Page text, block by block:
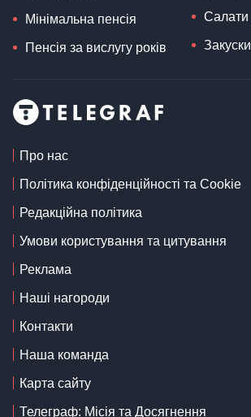
Мінімальна пенсія
Пенсія за вислугу років
Салати
Закуски
Про нас
Політика конфіденційності та Cookie
Редакційна політика
Умови користування та цитування
Реклама
Наші нагороди
Контакти
Наша команда
Карта сайту
Телеграф: Місія та Досягнення